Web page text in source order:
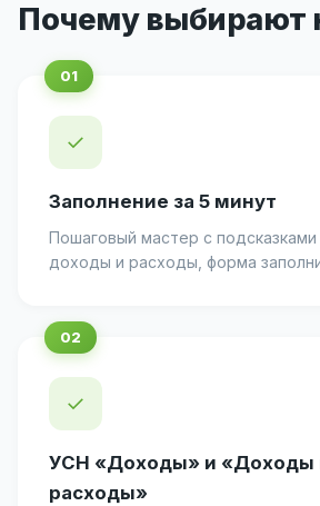
Почему выбирают
✓
Заполнение за 5 минут
Пошаговый мастер с
доходы и расходы, форма
✓
УСН «Доходы» и «Доходы
расходы»